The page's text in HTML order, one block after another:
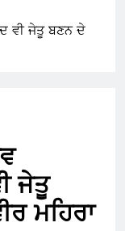
ਵੀ ਜੇਤੂ ਬਣਨ ਦੇ
ਜੇਤੂ
ਮਹਿਰਾ